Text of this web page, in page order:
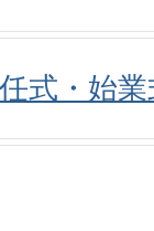
式・始